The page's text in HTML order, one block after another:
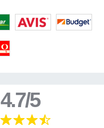
4.7/5